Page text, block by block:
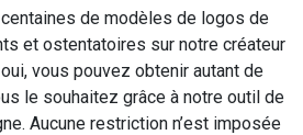
de modèles de logos de
et ostentatoires sur notre créateur
vous pouvez obtenir autant de
le souhaitez grâce à notre outil de
Aucune restriction n’est imposée